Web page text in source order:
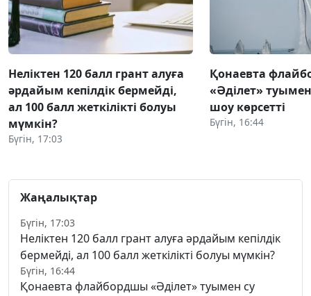
Неліктен 120 балл грант алуға
әрдайым кепілдік бермейді,
ал 100 балл жеткілікті болуы
мүмкін?
Бүгін, 17:03
Қонаевта
«Әділет» туымен
шоу көрсетті
Бүгін, 16:44
Жаңалықтар
Бүгін, 17:03
Неліктен 120 балл грант алуға әрдайым кепілдік
бермейді, ал 100 балл жеткілікті болуы мүмкін?
Бүгін, 16:44
Қонаевта флайбордшы «Әділет» туымен су